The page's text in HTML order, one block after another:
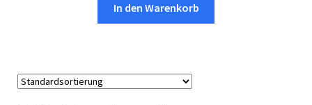
In den Warenkorb